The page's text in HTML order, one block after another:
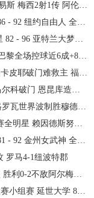
西2射1传 阿伦助攻戴帽
纽约自由人 全场集锦
亚特兰大梦想 全场集锦
控球近6成+8射3正未果
难救主 福纳尔斯1射2传
库造点+点射拉莫斯登场
胜穆德里克时隔614天复出
斯努里破门塞梅尼奥助攻
金州女武神 全场集锦
罗马4-1纽波特郡
0-2不敌阿尔梅里亚
学 82 - 83 北京大学 集锦